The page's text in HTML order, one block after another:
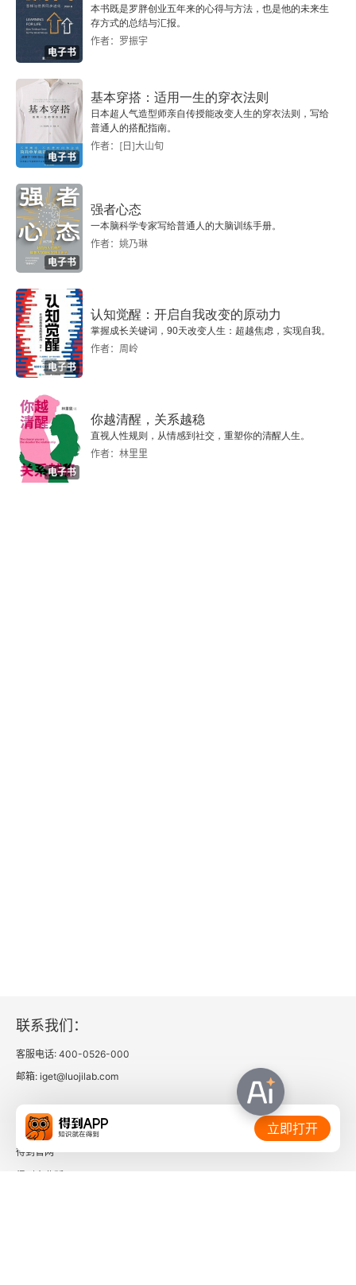
电子书
本书既是罗胖创业五年来的心得与方法，也是他的未来生
存方式的总结与汇报。
作者：罗振宇
电子书
基本穿搭：适用一生的穿衣法则
日本超人气造型师亲自传授能改变人生的穿衣法则，写给
普通人的搭配指南。
作者：[日]大山旬
电子书
强者心态
一本脑科学专家写给普通人的大脑训练手册。
作者：姚乃琳
电子书
认知觉醒：开启自我改变的原动力
掌握成长关键词，90天改变人生：超越焦虑，实现自我。
作者：周岭
电子书
你越清醒，关系越稳
直视人性规则，从情感到社交，重塑你的清醒人生。
作者：林里里
联系我们：
客服电话: 400-0526-000
邮箱: iget@luojilab.com
相关链接：
得到官网
立即打开